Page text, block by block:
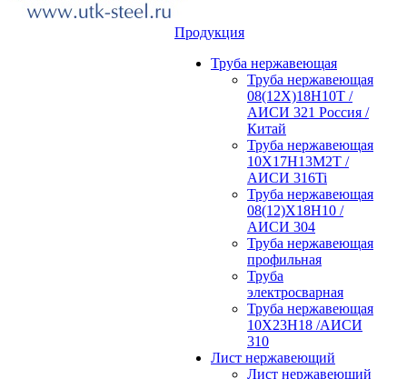
Продукция
Труба нержавеющая
Труба нержавеющая
08(12Х)18Н10Т /
АИСИ 321 Россия /
Китай
Труба нержавеющая
10Х17Н13М2Т /
АИСИ 316Ti
Труба нержавеющая
08(12)Х18Н10 /
АИСИ 304
Труба нержавеющая
профильная
Труба
электросварная
Труба нержавеющая
10Х23Н18 /АИСИ
310
Лист нержавеющий
Лист нержавеющий